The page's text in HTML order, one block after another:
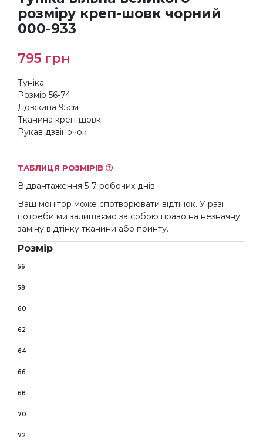
розміру креп-шовк чорний
000-933
795 грн
Туніка
Розмір 56-74
Довжина 95см
Тканина креп-шовк
Рукав дзвіночок
ТАБЛИЦЯ РОЗМІРІВ
Відвантаження 5-7 робочих днів
Ваш монітор може спотворювати відтінок. У разі
потреби ми залишаємо за собою право на незначну
заміну відтінку тканини або принту.
Розмір
56
58
60
62
64
66
68
70
72